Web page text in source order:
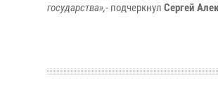
государства»,- подчеркнул Сергей